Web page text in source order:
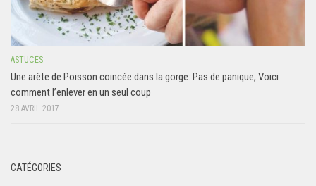
ASTUCES
Une arête de Poisson coincée dans la gorge: Pas de panique, Voici
comment l’enlever en un seul coup
28 AVRIL 2017
CATÉGORIES